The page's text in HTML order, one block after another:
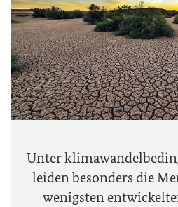
Unter
leiden besonders die
wenigsten